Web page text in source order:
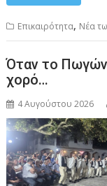
Επικαιρότητα, Νέα
Όταν το
χορό…
4 Αυγούστου 2026